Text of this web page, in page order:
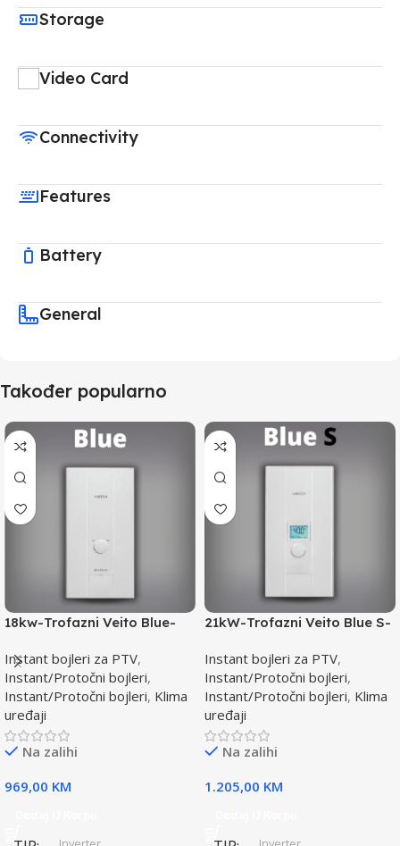
Storage
Video Card
Connectivity
Features
Battery
General
Također popularno
18kw-Trofazni Veito Blue-
Instant bojleri za PTV,
Instant/Protočni bojleri,
Instant/Protočni bojleri, Klima
uređaji
Na zalihi
969,00 KM
21kW-Trofazni Veito Blue S-
Instant bojleri za PTV,
Instant/Protočni bojleri,
Instant/Protočni bojleri, Klima
uređaji
Na zalihi
1.205,00 KM